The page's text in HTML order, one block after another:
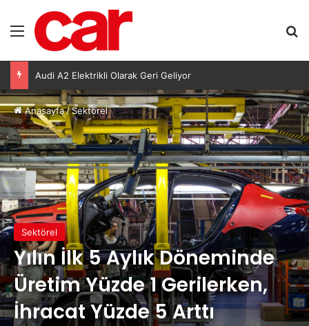
Menü
Anasayfa/Sektörel
Sektörel
Yılın İlk 5 Aylık Döneminde
Üretim Yüzde 1 Gerilerken,
İhracat Yüzde 5 Arttı